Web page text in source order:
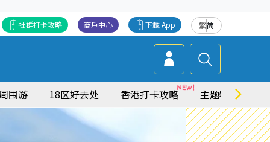
繁简
下載 App
商戶中心
社群打卡攻略
围游 18区好去处 香港打卡攻略 主题特集